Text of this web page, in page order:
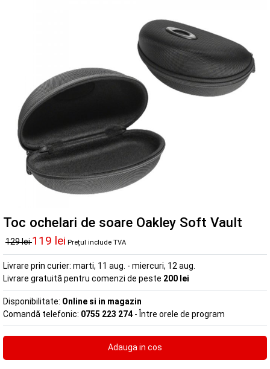
Toc ochelari de soare Oakley Soft Vault
129 lei119 lei Prețul include TVA
Livrare prin curier: marti, 11 aug. - miercuri, 12 aug.
Livrare gratuită pentru comenzi de peste 200 lei
Disponibilitate: Online si in magazin
Comandă telefonic: 0755 223 274 - Între orele de program